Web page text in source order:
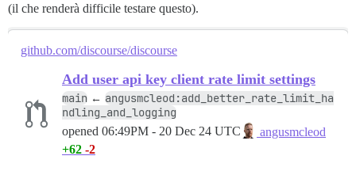
(il che renderà difficile testare questo).
github.com/discourse/discourse
Add user api key client rate limit settings
main ← angusmcleod:add_better_rate_limit_ha
ndling_and_logging
opened 06:49PM - 20 Dec 24 UTC
angusmcleod
+62 -2